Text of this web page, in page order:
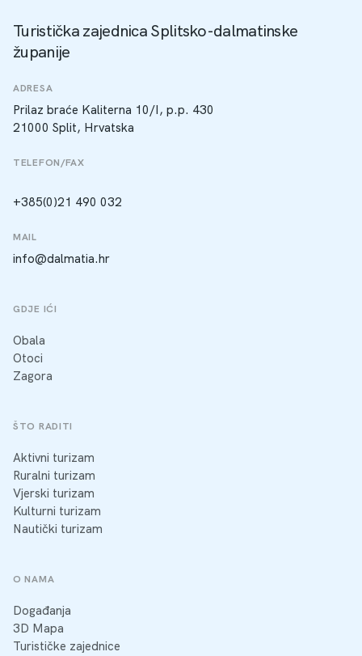
Turistička zajednica Splitsko-dalmatinske
županije
ADRESA
Prilaz braće Kaliterna 10/I, p.p. 430
21000 Split, Hrvatska
TELEFON/FAX
+385(0)21 490 032
MAIL
info@dalmatia.hr
GDJE IĆI
Obala
Otoci
Zagora
ŠTO RADITI
Aktivni turizam
Ruralni turizam
Vjerski turizam
Kulturni turizam
Nautički turizam
O NAMA
Događanja
3D Mapa
Turističke zajednice